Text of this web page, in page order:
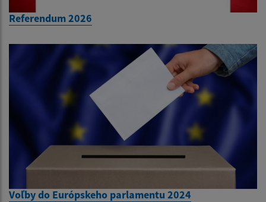
Referendum 2026
Voľby do Európskeho parlamentu 2024